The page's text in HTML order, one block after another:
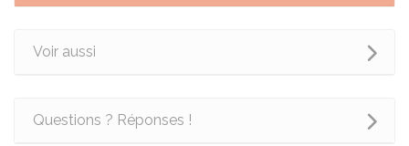
Voir aussi
Questions ? Réponses !